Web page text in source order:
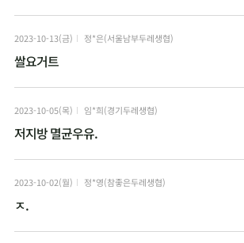
2023-10-13(금) 정*은(서울남부두레생협)
쌀요거트
2023-10-05(목) 임*희(경기두레생협)
저지방 멸균우유.
2023-10-02(월) 정*영(참좋은두레생협)
ㅈ.